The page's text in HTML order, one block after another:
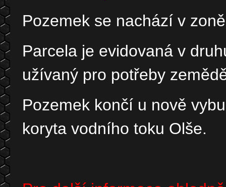
Pozemek se nachází v
Parcela je evidovaná v
užívaný pro potřeby
Pozemek končí u nově
koryta vodního toku Olše.